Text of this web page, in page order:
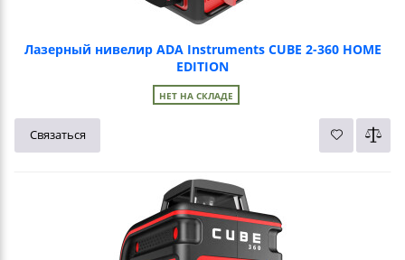
Лазерный нивелир ADA Instruments CUBE 2-360 HOME
EDITION
НЕТ НА СКЛАДЕ
Связаться